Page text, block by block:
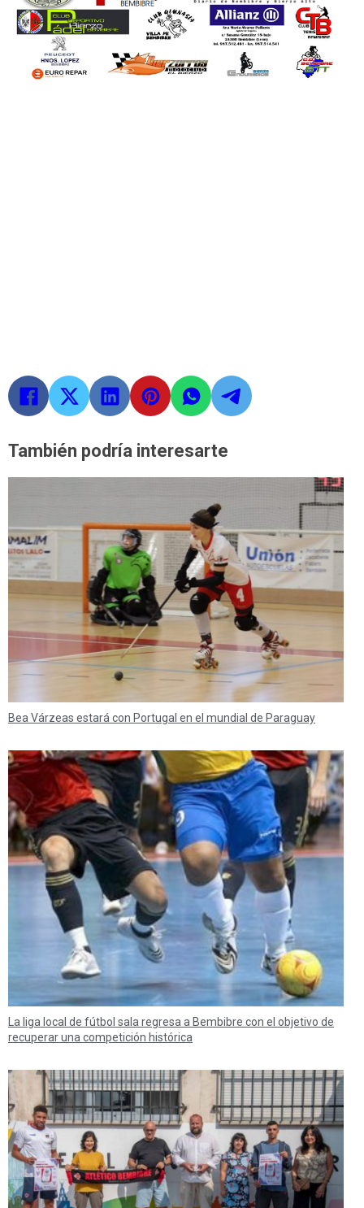
También podría interesarte
Bea Várzeas estará con Portugal en el mundial de Paraguay
La liga local de fútbol sala regresa a Bembibre con el objetivo de
recuperar una competición histórica